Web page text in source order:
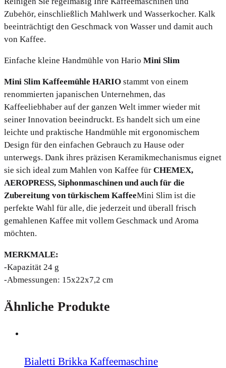
Zubehör, einschließlich Mahlwerk und Wasserkocher. Kalk
beeinträchtigt den Geschmack von Wasser und damit auch
von Kaffee.
Einfache kleine Handmühle von Hario Mini Slim
Mini Slim Kaffeemühle HARIO stammt von einem
renommierten japanischen Unternehmen, das
Kaffeeliebhaber auf der ganzen Welt immer wieder mit
seiner Innovation beeindruckt. Es handelt sich um eine
leichte und praktische Handmühle mit ergonomischem
Design für den einfachen Gebrauch zu Hause oder
unterwegs. Dank ihres präzisen Keramikmechanismus eignet
sie sich ideal zum Mahlen von Kaffee für CHEMEX,
AEROPRESS, Siphonmaschinen und auch für die
Zubereitung von türkischem KaffeeMini Slim ist die
perfekte Wahl für alle, die jederzeit und überall frisch
gemahlenen Kaffee mit vollem Geschmack und Aroma
möchten.
MERKMALE:
-Kapazität 24 g
-Abmessungen: 15x22x7,2 cm
Ähnliche Produkte
Bialetti Brikka Kaffeemaschine